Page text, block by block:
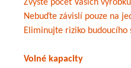
Zvyšte počet Vašich
Nebuďte závislí pouze na
Eliminujte riziko budoucího
Volné kapacity